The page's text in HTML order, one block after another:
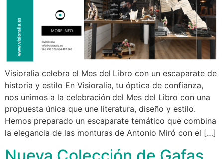
Visioralia celebra el Mes del Libro con un escaparate de
historia y estilo En Visioralia, tu óptica de confianza,
nos unimos a la celebración del Mes del Libro con una
propuesta única que une literatura, diseño y estilo.
Hemos preparado un escaparate temático que combina
la elegancia de las monturas de Antonio Miró con el […]
Nueva Colección de Gafas